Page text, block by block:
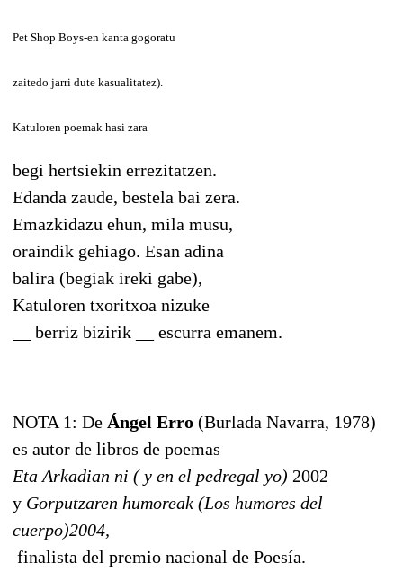
Pet Shop Boys-en kanta gogoratu
zaitedo jarri dute kasualitatez).
Katuloren poemak hasi zara
begi hertsiekin errezitatzen.
Edanda zaude, bestela bai zera.
Emazkidazu ehun, mila musu,
oraindik gehiago. Esan adina
balira (begiak ireki gabe),
Katuloren txoritxoa nizuke
__ berriz bizirik __ escurra emanem.
NOTA 1: De Ángel Erro (Burlada Navarra, 1978)
es autor de libros de poemas
Eta Arkadian ni ( y en el pedregal yo) 2002
y Gorputzaren humoreak (Los humores del
cuerpo)2004,
finalista del premio nacional de Poesía.